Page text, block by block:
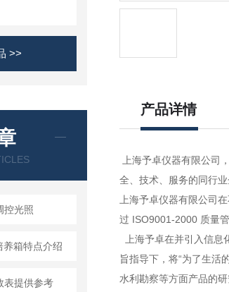
>>
控光照
养箱特点介绍
表提供参考
产品详情
上海予卓仪器有限公司
全、技术、服务的同行
上海予卓仪器有限公司
过 ISO9001-2000 质
上海予卓在并引入信息
旨指导下，将“为了生活
水利勘察等方面产品的